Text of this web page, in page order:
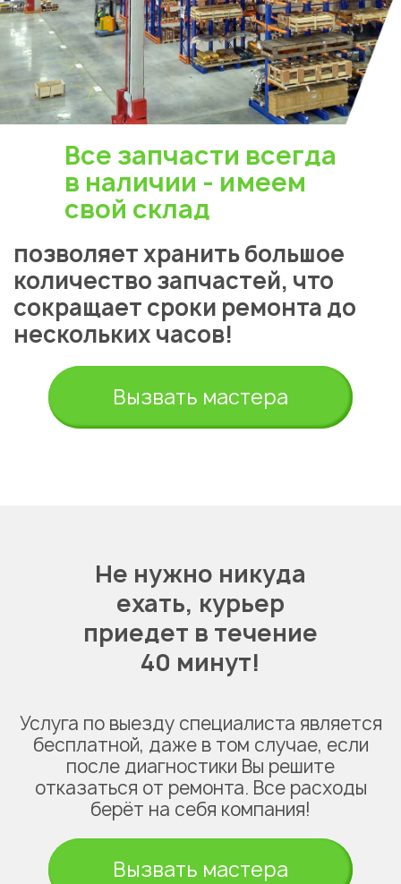
Все запчасти всегда
в наличии - имеем
свой склад
позволяет хранить большое
количество запчастей, что
сокращает сроки ремонта до
нескольких часов!
Вызвать мастера
Не нужно никуда
ехать, курьер
приедет в течение
40 минут!
Услуга по выезду специалиста является
бесплатной, даже в том случае, если
после диагностики Вы решите
отказаться от ремонта. Все расходы
берёт на себя компания!
Вызвать мастера
Укажите из какого вы
города
Алматы